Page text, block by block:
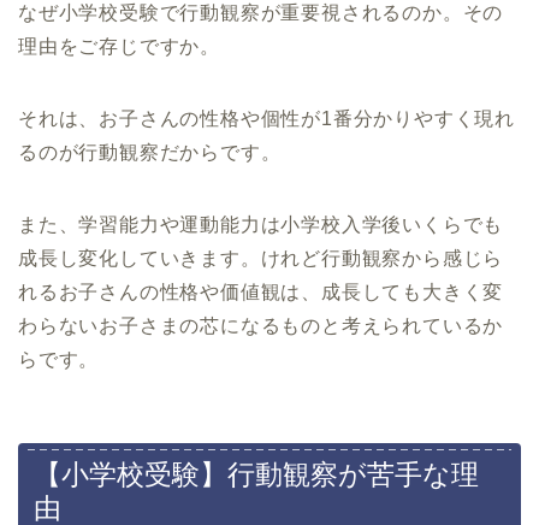
なぜ小学校受験で行動観察が重要視されるのか。その
理由をご存じですか。
それは、お子さんの性格や個性が1番分かりやすく現れ
るのが行動観察だからです。
また、学習能力や運動能力は小学校入学後いくらでも
成長し変化していきます。けれど行動観察から感じら
れるお子さんの性格や価値観は、成長しても大きく変
わらないお子さまの芯になるものと考えられているか
らです。
【小学校受験】行動観察が苦手な理
由